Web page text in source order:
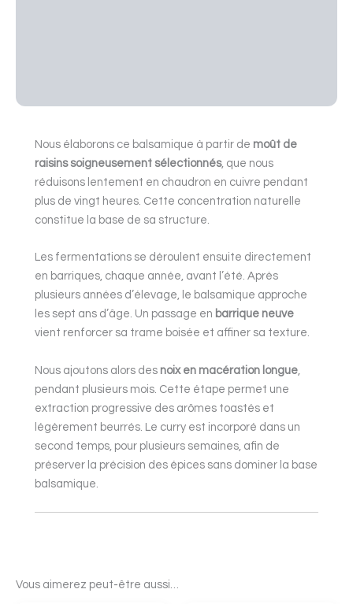
Nous élaborons ce balsamique à partir de moût de
raisins soigneusement sélectionnés, que nous
réduisons lentement en chaudron en cuivre pendant
plus de vingt heures. Cette concentration naturelle
constitue la base de sa structure.
Les fermentations se déroulent ensuite directement
en barriques, chaque année, avant l’été. Après
plusieurs années d’élevage, le balsamique approche
les sept ans d’âge. Un passage en barrique neuve
vient renforcer sa trame boisée et affiner sa texture.
Nous ajoutons alors des noix en macération longue
pendant plusieurs mois. Cette étape permet une
extraction progressive des arômes toastés et
légèrement beurrés. Le curry est incorporé dans un
second temps, pour plusieurs semaines, afin de
préserver la précision des épices sans dominer la base
balsamique.
Vous aimerez peut-être aussi…